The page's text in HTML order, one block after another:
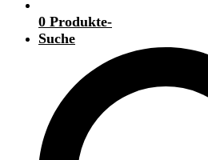
0 Produkte-
Suche